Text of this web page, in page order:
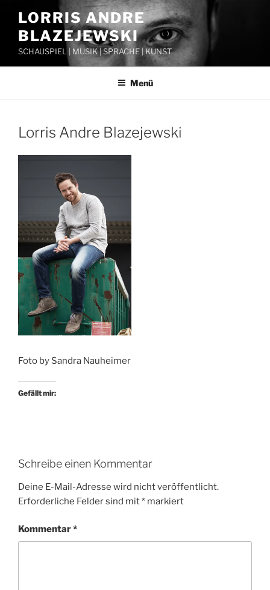
Inhalt
springen
LORRIS ANDRE
BLAZEJEWSKI
SCHAUSPIEL | MUSIK | SPRACHE | KUNST
Menü
Lorris Andre Blazejewski
Foto by Sandra Nauheimer
Gefällt mir:
Schreibe einen Kommentar
Deine E-Mail-Adresse wird nicht veröffentlicht.
Erforderliche Felder sind mit* markiert
Kommentar*